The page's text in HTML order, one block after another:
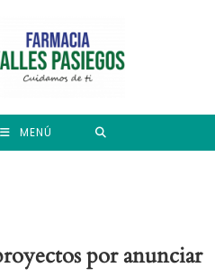
MENÚ
por anunciar